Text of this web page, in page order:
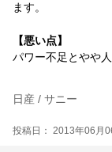
ます。
【悪い点】
パワー不足とやや人
日産 / サニー
投稿日： 2013年06月